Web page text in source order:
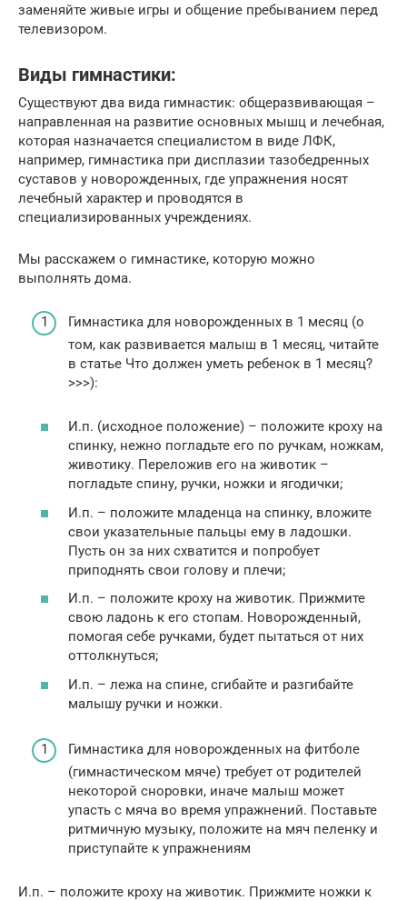
заменяйте живые игры и общение пребыванием перед
телевизором.
Виды гимнастики:
Существуют два вида гимнастик: общеразвивающая –
направленная на развитие основных мышц и лечебная,
которая назначается специалистом в виде ЛФК,
например, гимнастика при дисплазии тазобедренных
суставов у новорожденных, где упражнения носят
лечебный характер и проводятся в
специализированных учреждениях.
Мы расскажем о гимнастике, которую можно
выполнять дома.
Гимнастика для новорожденных в 1 месяц (о
том, как развивается малыш в 1 месяц, читайте
в статье Что должен уметь ребенок в 1 месяц?
>>>):
И.п. (исходное положение) – положите кроху на
спинку, нежно погладьте его по ручкам, ножкам,
животику. Переложив его на животик –
погладьте спину, ручки, ножки и ягодички;
И.п. – положите младенца на спинку, вложите
свои указательные пальцы ему в ладошки.
Пусть он за них схватится и попробует
приподнять свои голову и плечи;
И.п. – положите кроху на животик. Прижмите
свою ладонь к его стопам. Новорожденный,
помогая себе ручками, будет пытаться от них
оттолкнуться;
И.п. – лежа на спине, сгибайте и разгибайте
малышу ручки и ножки.
Гимнастика для новорожденных на фитболе
(гимнастическом мяче) требует от родителей
некоторой сноровки, иначе малыш может
упасть с мяча во время упражнений. Поставьте
ритмичную музыку, положите на мяч пеленку и
приступайте к упражнениям
И.п. – положите кроху на животик. Прижмите ножки к